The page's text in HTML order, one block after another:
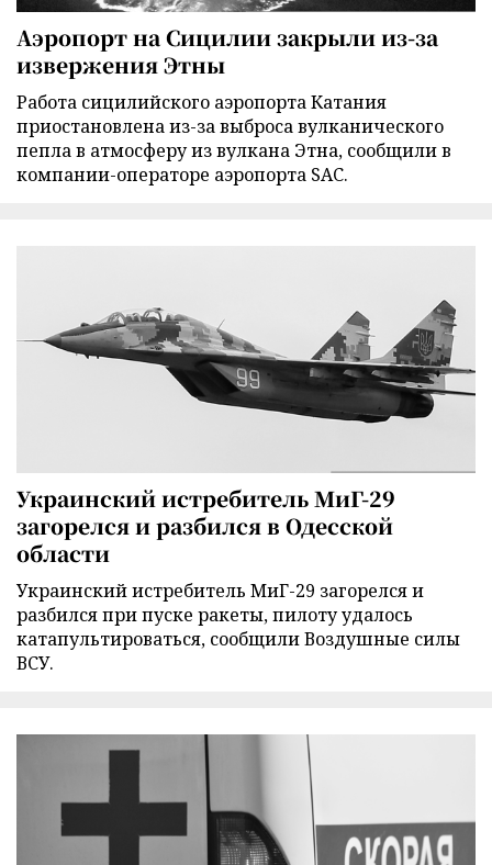
Аэропорт на Сицилии закрыли из-за
извержения Этны
Работа сицилийского аэропорта Катания
приостановлена из-за выброса вулканического
пепла в атмосферу из вулкана Этна, сообщили в
компании-операторе аэропорта SAC.
Украинский истребитель МиГ-29
загорелся и разбился в Одесской
области
Украинский истребитель МиГ-29 загорелся и
разбился при пуске ракеты, пилоту удалось
катапультироваться, сообщили Воздушные силы
ВСУ.